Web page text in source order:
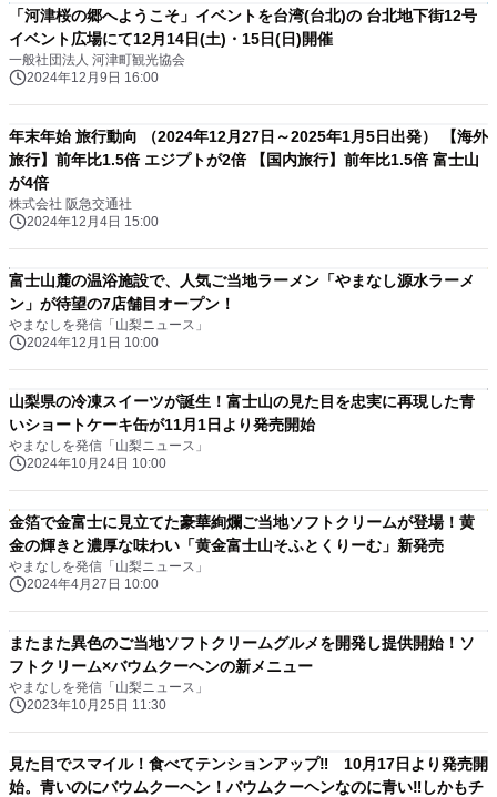
「河津桜の郷へようこそ」イベントを台湾(台北)の 台北地下街12号
イベント広場にて12月14日(土)・15日(日)開催
一般社団法人 河津町観光協会
2024年12月9日 16:00
年末年始 旅行動向 （2024年12月27日～2025年1月5日出発） 【海外
旅行】前年比1.5倍 エジプトが2倍 【国内旅行】前年比1.5倍 富士山
が4倍
株式会社 阪急交通社
2024年12月4日 15:00
富士山麓の温浴施設で、人気ご当地ラーメン「やまなし源水ラーメ
ン」が待望の7店舗目オープン！
やまなしを発信「山梨ニュース」
2024年12月1日 10:00
山梨県の冷凍スイーツが誕生！富士山の見た目を忠実に再現した青
いショートケーキ缶が11月1日より発売開始
やまなしを発信「山梨ニュース」
2024年10月24日 10:00
金箔で金富士に見立てた豪華絢爛ご当地ソフトクリームが登場！黄
金の輝きと濃厚な味わい「黄金富士山そふとくりーむ」新発売
やまなしを発信「山梨ニュース」
2024年4月27日 10:00
またまた異色のご当地ソフトクリームグルメを開発し提供開始！ソ
フトクリーム×バウムクーヘンの新メニュー
やまなしを発信「山梨ニュース」
2023年10月25日 11:30
見た目でスマイル！食べてテンションアップ‼ 10月17日より発売開
始。青いのにバウムクーヘン！バウムクーヘンなのに青い‼しかもチ